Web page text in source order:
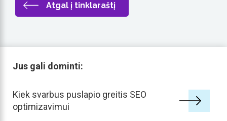
Atgal į tinklaraštį
Jus gali dominti:
Kiek svarbus puslapio greitis SEO
optimizavimui